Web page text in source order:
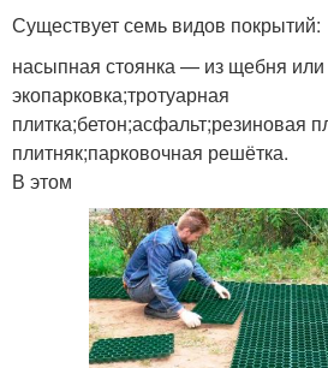
Существует семь видов покрытий:
насыпная стоянка — из щебня или
экопарковка;тротуарная
плитка;бетон;асфальт;резиновая
плитняк;парковочная решётка.
В этом